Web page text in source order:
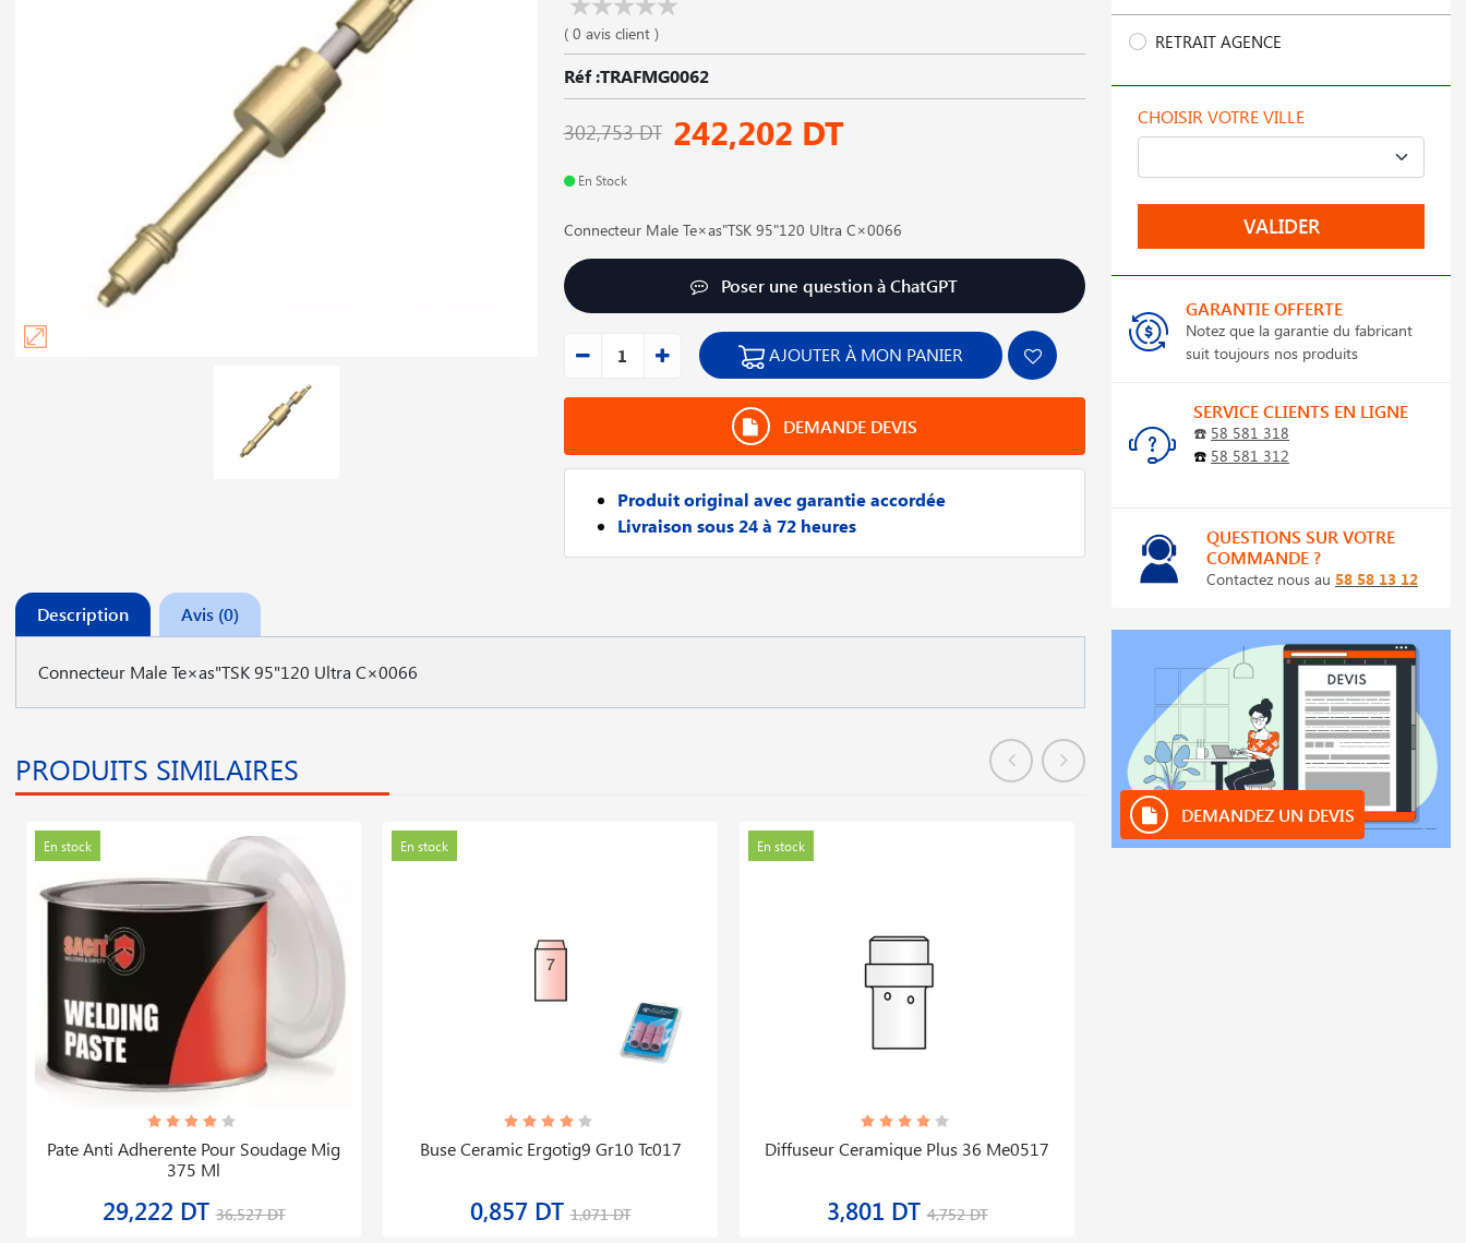
( 0 avis client )
Réf :TRAFMG0062
302,753 DT 242,202 DT
En Stock
Connecteur Male Te×as"TSK 95"120 Ultra C×0066
Poser une question à ChatGPT
AJOUTER À MON PANIER
DEMANDE DEVIS
Produit original avec garantie accordée
Livraison sous 24 à 72 heures
Description Avis (0)
Connecteur Male Te×as"TSK 95"120 Ultra C×0066
PRODUITS SIMILAIRES
En stock
Pate Anti Adherente Pour Soudage Mig
375 Ml
29,222 DT36,527 DT
En stock
Buse Ceramic Ergotig9 Gr10 Tc017
0,857 DT1,071 DT
En stock
Diffuseur Ceramique Plus 36 Me0517
3,801 DT4,752 DT
En stock
RETRAIT AGENCE
CHOISIR VOTRE VILLE
VALIDER
GARANTIE OFFERTE
Notez que la garantie du fabricant
suit toujours nos produits
SERVICE CLIENTS EN LIGNE
☎️ 58 581 318
☎️ 58 581 312
QUESTIONS SUR VOTRE
COMMANDE ?
Contactez nous au 58 58 13 12
DEMANDEZ UN DEVIS